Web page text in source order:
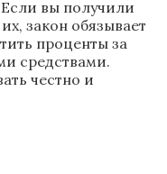
Если вы получили
закон обязывает
проценты за
средствами.
честно и